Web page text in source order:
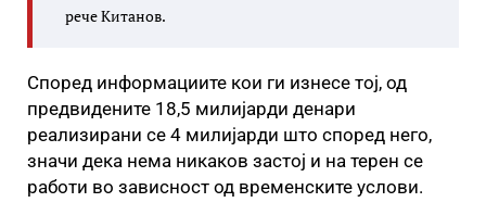
рече Китанов.
Според информациите кои ги изнесе тој, од
предвидените 18,5 милијарди денари
реализирани се 4 милијарди што според него,
значи дека нема никаков застој и на терен се
работи во зависност од временските услови.